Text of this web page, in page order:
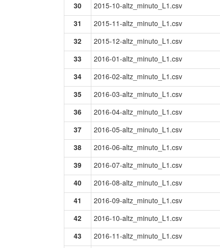
30
2015-10-altz_minuto_L1.csv
31
2015-11-altz_minuto_L1.csv
32
2015-12-altz_minuto_L1.csv
33
2016-01-altz_minuto_L1.csv
34
2016-02-altz_minuto_L1.csv
35
2016-03-altz_minuto_L1.csv
36
2016-04-altz_minuto_L1.csv
37
2016-05-altz_minuto_L1.csv
38
2016-06-altz_minuto_L1.csv
39
2016-07-altz_minuto_L1.csv
40
2016-08-altz_minuto_L1.csv
41
2016-09-altz_minuto_L1.csv
42
2016-10-altz_minuto_L1.csv
43
2016-11-altz_minuto_L1.csv